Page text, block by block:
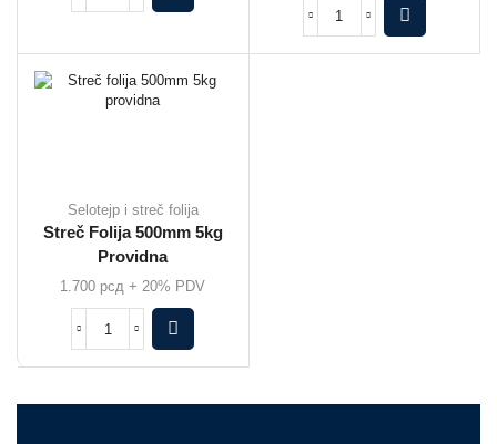
Selotejp i streč folija
Streč Folija 500mm 5kg
Providna
1.700 рсд + 20% PDV